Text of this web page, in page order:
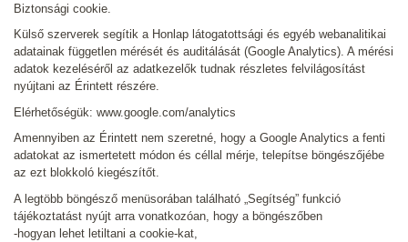
Biztonsági cookie.
Külső szerverek segítik a Honlap látogatottsági és egyéb webanalitikai
adatainak független mérését és auditálását (Google Analytics). A mérési
adatok kezeléséről az adatkezelők tudnak részletes felvilágosítást
nyújtani az Érintett részére.
Elérhetőségük: www.google.com/analytics
Amennyiben az Érintett nem szeretné, hogy a Google Analytics a fenti
adatokat az ismertetett módon és céllal mérje, telepítse böngészőjébe
az ezt blokkoló kiegészítőt.
A legtöbb böngésző menüsorában található „Segítség” funkció
tájékoztatást nyújt arra vonatkozóan, hogy a böngészőben
-hogyan lehet letiltani a cookie-kat,